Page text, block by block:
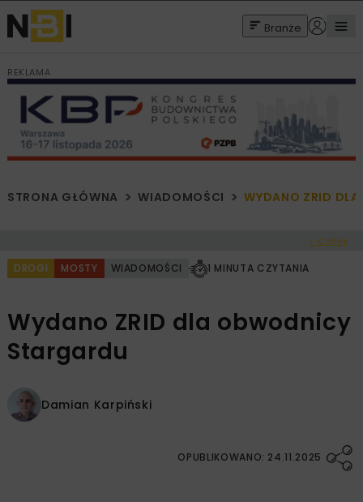
Branże
REKLAMA
STRONA GŁÓWNA WIADOMOŚCI WYDANO ZRID
< Cofnij
DROGI MOSTY WIADOMOŚCI 1 MINUTA CZYTANIA
Wydano ZRID dla obwodnicy
Stargardu
Damian Karpiński
OPUBLIKOWANO: 24.11.2025